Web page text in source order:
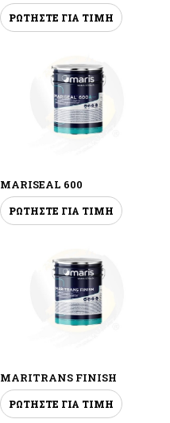
ΡΩΤΗΣΤΕ ΓΙΑ ΤΙΜΗ
MARISEAL 600
ΡΩΤΗΣΤΕ ΓΙΑ ΤΙΜΗ
MARITRANS FINISH
ΡΩΤΗΣΤΕ ΓΙΑ ΤΙΜΗ